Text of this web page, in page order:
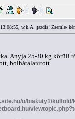
w.k.A. gazdis! Zsemle-
Anyja 25-30 kg körüli
bolhátalanított.
u/biakuty1/